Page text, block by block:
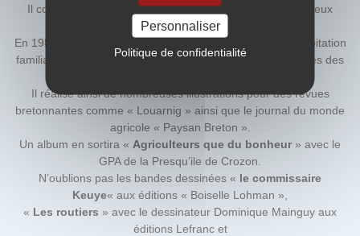
Il collabore également avec Vent d’Ouest pour de nombreux
recueils humoristiques.
En 1987,
suit sa femme Françoise qui reprend l’exploitation
familiale. Il prend conscience de la situation et des difficultés des
Il réalise ainsi de nombreuses illustrations pour des revues
bretonnantes comme « Louarnig » ainsi que le journal du monde
agricole « Paysan Breton ».
Un album en sortira « Agriculteurs que du bonheur» avec le
GPA de la Presqu’ile de Crozon.
N’oublions pas les bandes dessinées « le commissaire
Keuye« aux éditions « Boiselle Lohman »,
« Les routiers » avec le dessinateur Dominique Mainguy aux
éditions Lefranc et
Personnaliser
Politique de confidentialité